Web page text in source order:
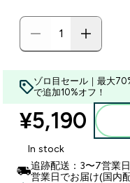
ゾロ目セール｜最大
で追加10%オフ！
¥5,190‎
In stock
追跡配送：3〜7営業
営業日でお届け(国内